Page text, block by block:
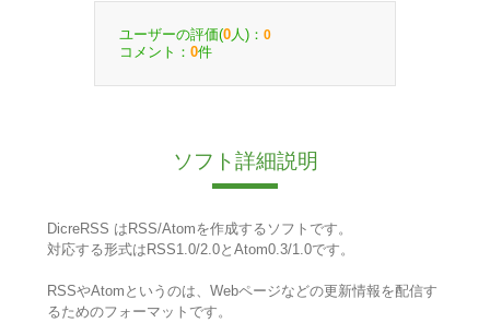
ユーザーの評価(0 人)： 0
コメント： 0件
ソフト詳細説明
DicreRSS はRSS/Atomを作成するソフトです。
対応する形式はRSS1.0/2.0とAtom0.3/1.0です。
RSSやAtomというのは、Webページなどの更新情報を配信す
るためのフォーマットです。